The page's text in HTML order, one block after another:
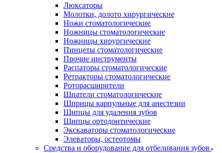
Люксаторы
Молотки, долото хирургические
Ножи стоматологические
Ножницы стоматологические
Ножницы хирургические
Пинцеты стоматологические
Прочие инструменты
Распаторы стоматологические
Ретракторы стоматологические
Роторасширители
Шпатели стоматологические
Шприцы карпульные для анестезии
Щипцы для удаления зубов
Щипцы ортодонтические
Экскаваторы стоматологические
Элеваторы, остеотомы
Средства и оборудование для отбеливания зубов